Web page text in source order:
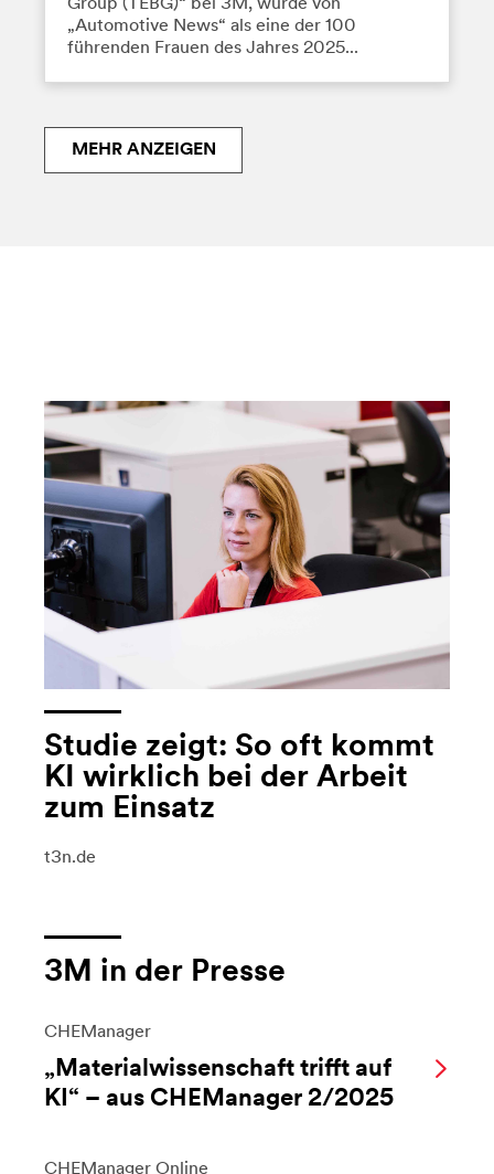
Group (TEBG)“ bei 3M, wurde von
„Automotive News“ als eine der 100
führenden Frauen des Jahres 2025...
MEHR ANZEIGEN
3M in der Presse
CHEManager
„Materialwissenschaft trifft auf
KI“ – aus CHEManager 2/2025
CHEManager Online
Studie zeigt: So oft kommt
KI wirklich bei der Arbeit
zum Einsatz
t3n.de